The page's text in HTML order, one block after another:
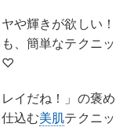
や輝きが欲しい！
、簡単なテクニッ
♡
イだね！」の褒め
込む美肌テクニッ